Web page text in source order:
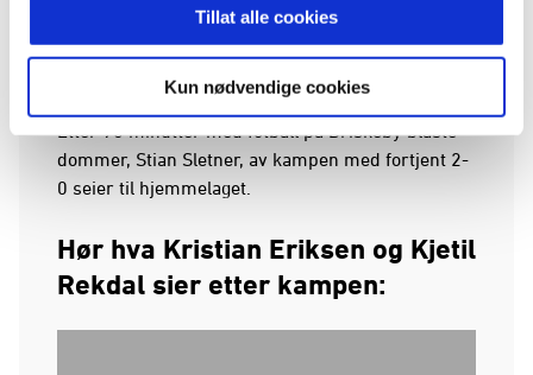
Tillat alle cookies
Kun nødvendige cookies
slutten av oppgjøret var både Adakole Benedict
Elijah og Albert Berisha nære på å øke ledelsen
Etter 90 minutter med fotball på Briskeby blåste
dommer, Stian Sletner, av kampen med fortjent 2-
0 seier til hjemmelaget.
Hør hva Kristian Eriksen og Kjetil
Rekdal sier etter kampen: